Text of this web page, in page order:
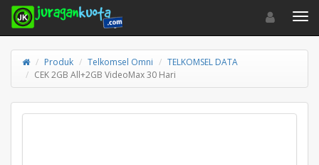
Toggle
Produk Telkomsel Omni
TELKOMSEL DATA
CEK 2GB All+2GB VideoMax 30 Hari